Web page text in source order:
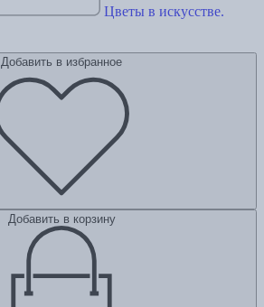
Цветы в искусстве.
Добавить в избранное
Добавить в корзину